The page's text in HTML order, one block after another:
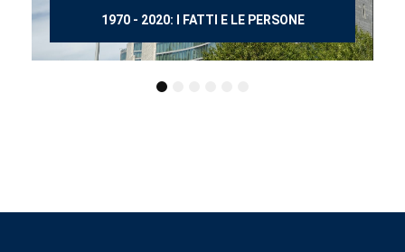
E LE PERSONE 150 ANNI DOPO